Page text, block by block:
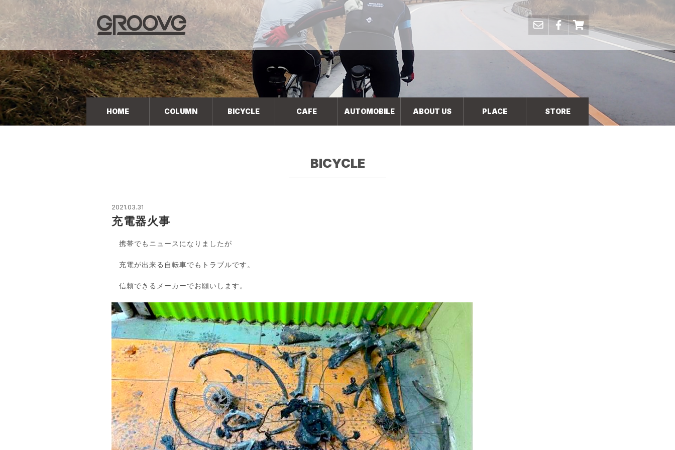
Groove 自転車 カフェ 輸入車・国産車のチューニン
グ/販売
HOME COLUMN BICYCLE CAFE AUTOMOBILE ABOUT US PLACE STORE
BICYCLE
2021.03.31
充電器火事
携帯でもニュースになりましたが
充電が出来る自転車でもトラブルです。
信頼できるメーカーでお願いします。